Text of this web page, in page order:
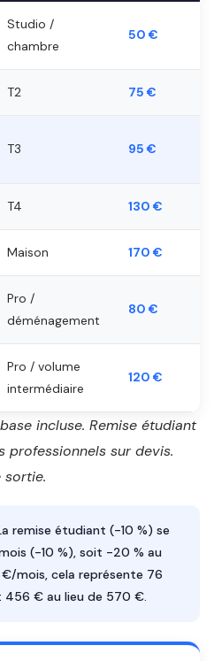
Studio /
chambre
50 €
T2 75 €
T3 95 €
T4 130 €
Maison 170 €
Pro /
déménagement
80 €
Pro / volume
intermédiaire
120 €
incluse. Remise étudiant
professionnels sur devis.
sortie.
remise étudiant (-10 %) se
(-10 %), soit -20 % au
mois, cela représente 76
€ au lieu de 570 €.